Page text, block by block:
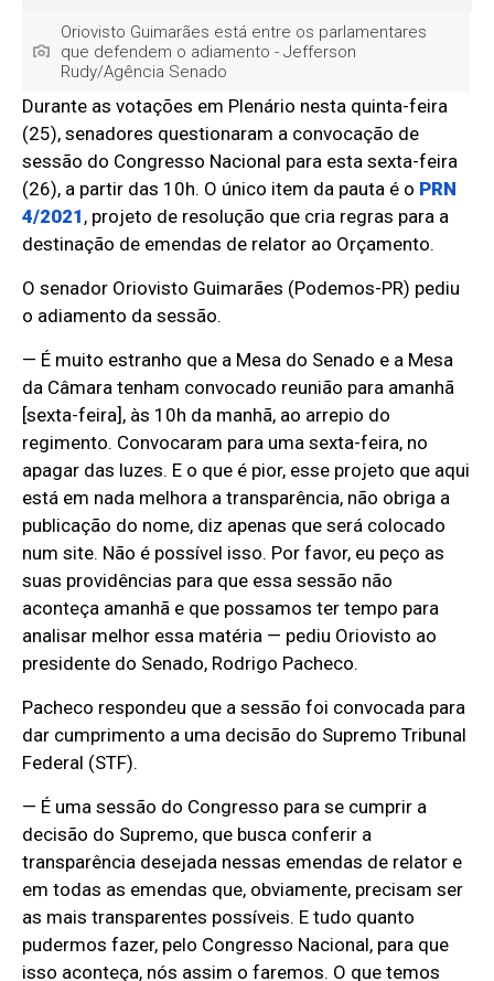
Oriovisto Guimarães está entre os parlamentares
que defendem o adiamento - Jefferson
Rudy/Agência Senado
Durante as votações em Plenário nesta quinta-feira
(25), senadores questionaram a convocação de
sessão do Congresso Nacional para esta sexta-feira
(26), a partir das 10h. O único item da pauta é o PRN
4/2021 , projeto de resolução que cria regras para a
destinação de emendas de relator ao Orçamento.
O senador Oriovisto Guimarães (Podemos-PR) pediu
o adiamento da sessão.
— É muito estranho que a Mesa do Senado e a Mesa
da Câmara tenham convocado reunião para amanhã
[sexta-feira], às 10h da manhã, ao arrepio do
regimento. Convocaram para uma sexta-feira, no
apagar das luzes. E o que é pior, esse projeto que aqui
está em nada melhora a transparência, não obriga a
publicação do nome, diz apenas que será colocado
num site. Não é possível isso. Por favor, eu peço as
suas providências para que essa sessão não
aconteça amanhã e que possamos ter tempo para
analisar melhor essa matéria — pediu Oriovisto ao
presidente do Senado, Rodrigo Pacheco.
Pacheco respondeu que a sessão foi convocada para
dar cumprimento a uma decisão do Supremo Tribunal
Federal (STF).
— É uma sessão do Congresso para se cumprir a
decisão do Supremo, que busca conferir a
transparência desejada nessas emendas de relator e
em todas as emendas que, obviamente, precisam ser
as mais transparentes possíveis. E tudo quanto
pudermos fazer, pelo Congresso Nacional, para que
isso aconteça, nós assim o faremos. O que temos